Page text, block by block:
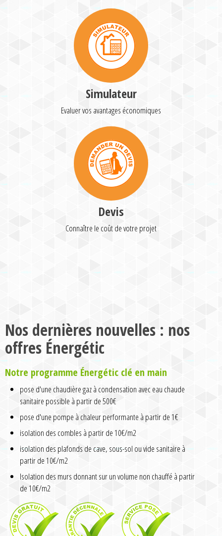
Simulateur
Evaluer vos avantages économiques
Devis
Connaître le coût de votre projet
Nos dernières nouvelles : nos
offres Énergétic
Notre programme Énergétic clé en main
pose d'une chaudière gaz à condensation avec eau chaude
sanitaire possible à partir de 500€
pose d'une pompe à chaleur performante à partir de 1€
isolation des combles à partir de 10€/m2
isolation des plafonds de cave, sous-sol ou vide sanitaire à
partir de 10€/m2
Isolation des murs donnant sur un volume non chauffé à partir
de 10€/m2